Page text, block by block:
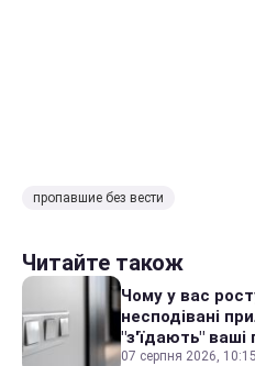
пропавшие без вести
Читайте також
Чому у вас
несподівані
"з'їдають" ваші
07 серпня 2026, 10:15